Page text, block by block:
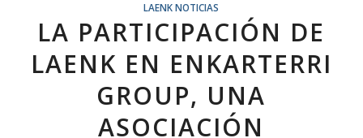
LAENK NOTICIAS
LA PARTICIPACIÓN DE
LAENK EN ENKARTERRI
GROUP, UNA
ASOCIACIÓN